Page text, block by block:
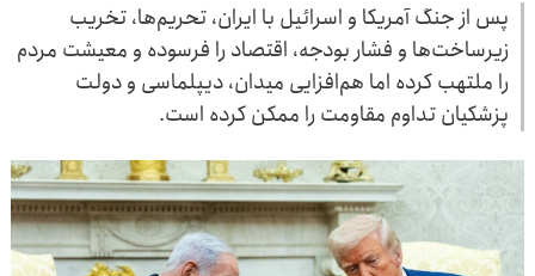
پس از جنگ آمریکا و اسرائیل با ایران، تحریم‌ها، تخریب
زیرساخت‌ها و فشار بودجه، اقتصاد را فرسوده و معیشت مردم
را ملتهب کرده اما هم‌افزایی میدان، دیپلماسی و دولت
پزشکیان تداوم مقاومت را ممکن کرده است.